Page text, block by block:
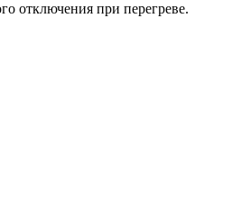
отключения при перегреве.